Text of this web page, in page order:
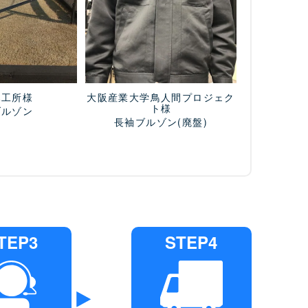
所様
ゾン
大阪産業大学鳥人間プロジェク
ト様
長袖ブルゾン(廃盤)
STEP4